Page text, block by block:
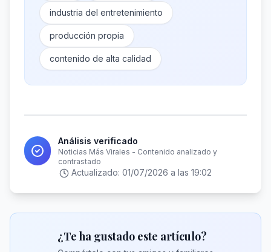
industria del entretenimiento
producción propia
contenido de alta calidad
Análisis verificado
Noticias Más Virales - Contenido analizado y
contrastado
Actualizado: 01/07/2026 a las 19:02
¿Te ha gustado este artículo?